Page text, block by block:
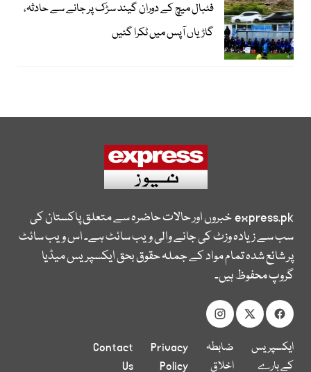
فٹبال میچ کے دوران گیند سڑک پر جانے سے حادثہ،
گاڑیاں آپس میں ٹکرا گئیں
express.pkخبروں اور حالات حاضرہ سے متعلق پاکستان کی
سب سے زیادہ وزٹ کی جانے والی ویب سائٹ ہے۔ اس ویب سائٹ
پر شائع شدہ تمام مواد کے جملہ حقوق بحق ایکسپریس میڈیا
گروپ محفوظ ہیں۔
ایکسپریس
کے بارے
ضابطہ
اخلاق
Privacy
Policy
Contact
Us